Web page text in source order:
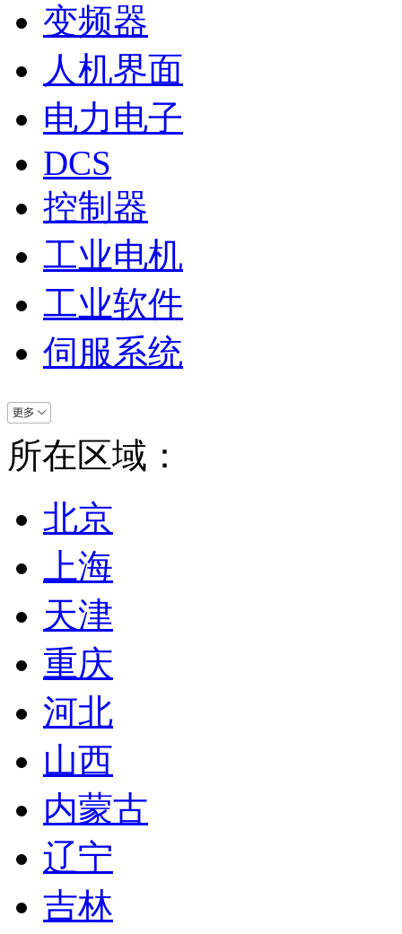
变频器
人机界面
电力电子
DCS
控制器
工业电机
工业软件
伺服系统
所在区域：
北京
上海
天津
重庆
河北
山西
内蒙古
辽宁
吉林